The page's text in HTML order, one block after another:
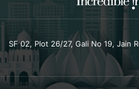
SF 02, Plot 26/27, Gali No 19, Jain